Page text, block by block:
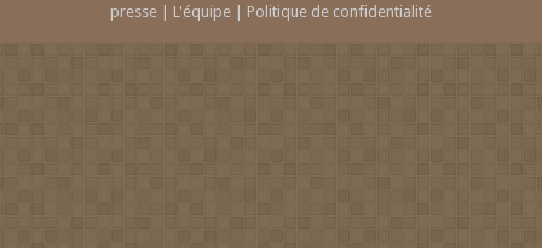
presse | L'équipe | Politique de confidentialité